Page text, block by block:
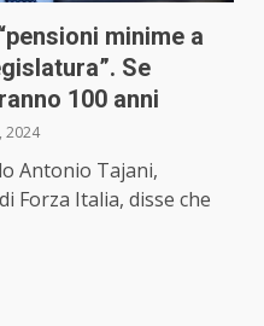
minime a
Se
100 anni
2024
Antonio Tajani,
Forza Italia, disse che